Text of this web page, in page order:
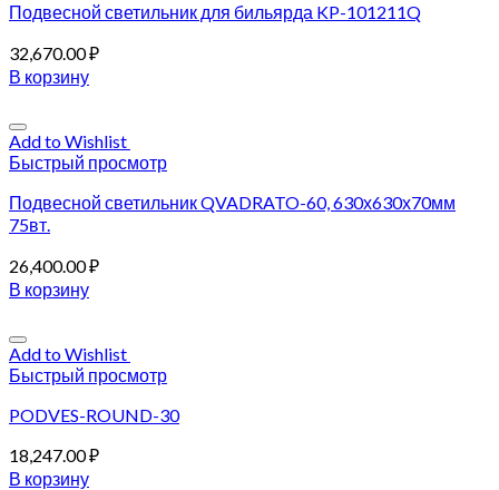
Подвесной светильник для бильярда KP-101211Q
32,670.00₽
В корзину
Add to Wishlist
Быстрый просмотр
Подвесной светильник QVADRATO-60, 630х630х70мм
75вт.
26,400.00₽
В корзину
Add to Wishlist
Быстрый просмотр
PODVES-ROUND-30
18,247.00₽
В корзину